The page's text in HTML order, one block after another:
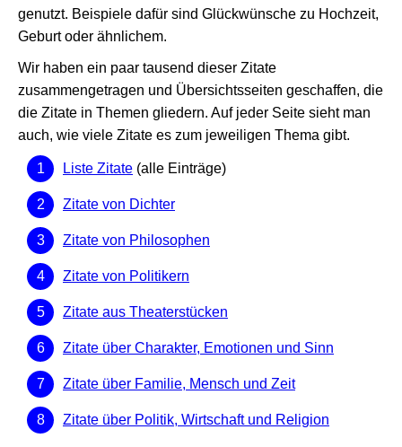
genutzt. Beispiele dafür sind Glückwünsche zu Hochzeit,
Geburt oder ähnlichem.
Wir haben ein paar tausend dieser Zitate
zusammengetragen und Übersichtsseiten geschaffen, die
die Zitate in Themen gliedern. Auf jeder Seite sieht man
auch, wie viele Zitate es zum jeweiligen Thema gibt.
Liste Zitate (alle Einträge)
Zitate von Dichter
Zitate von Philosophen
Zitate von Politikern
Zitate aus Theaterstücken
Zitate über Charakter, Emotionen und Sinn
Zitate über Familie, Mensch und Zeit
Zitate über Politik, Wirtschaft und Religion